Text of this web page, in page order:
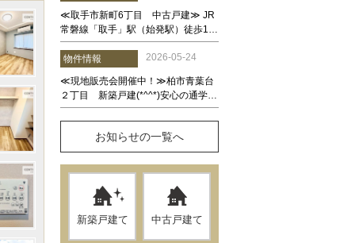
お知らせの一覧へ
新築戸建て 中古戸建て